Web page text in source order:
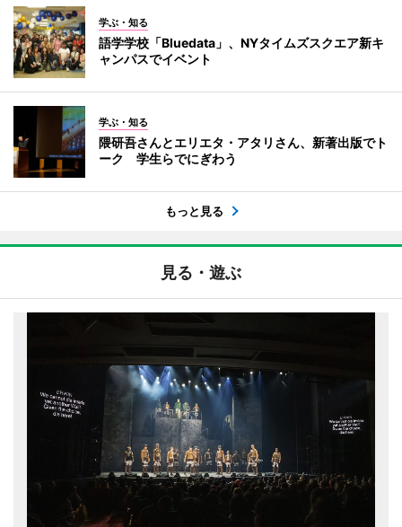
学ぶ・知る
語学学校「Bluedata」、NYタイムズスクエア新キ
ャンパスでイベント
学ぶ・知る
隈研吾さんとエリエタ・アタリさん、新著出版でト
ーク 学生らでにぎわう
もっと見る
見る・遊ぶ